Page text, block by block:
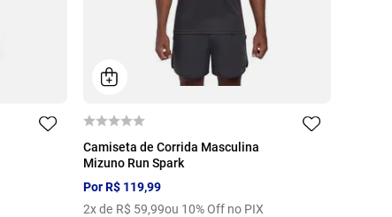
P
Camiseta de Corrida Masculina
Mizuno Run Spark
PorR$ 119,99
2x de R$ 59,99ou 10% Off no PIX